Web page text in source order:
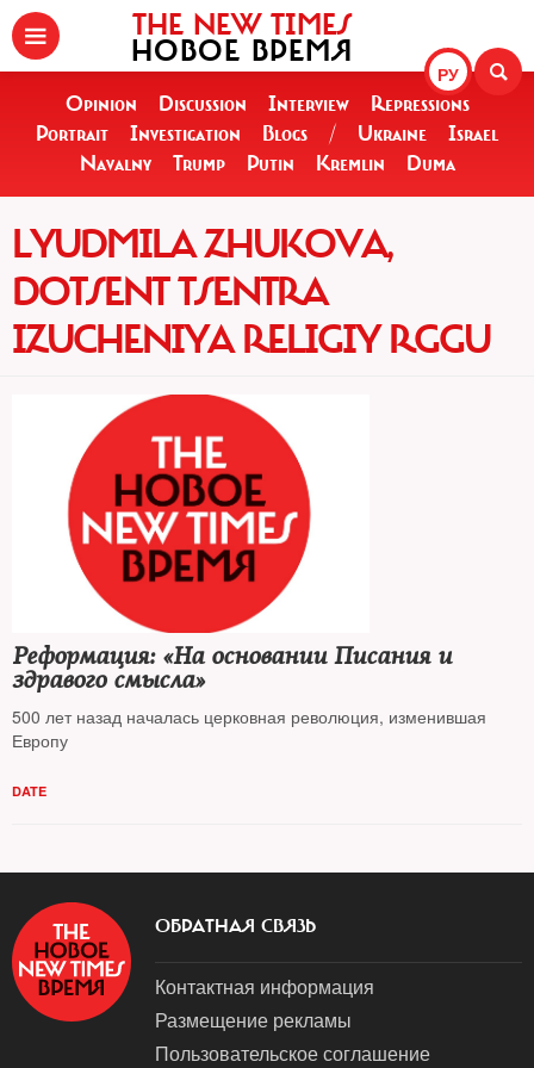
РУ
THE NEW TIMES
НОВОЕ ВРЕМЯ
Opinion Discussion Interview
Repressions
Portrait
Investigation Blogs / Ukraine
Israel
Navalny
Trump Putin Kremlin Duma
LYUDMILA ZHUKOVA,
DOTSENT TSENTRA
IZUCHENIYA RELIGIY RGGU
Реформация: «На основании Писания и
здравого смысла»
500 лет назад началась церковная революция, изменившая
Европу
DATE
ОБРАТНАЯ СВЯЗЬ
Контактная информация
Размещение рекламы
Пользовательское соглашение